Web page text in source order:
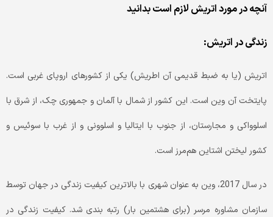
آنچه در مورد اتریش لازم است بدانید
زندگی در اتریش:
اتریش (یا به ضبط قدیمی آن اطریش) یکی از کشورهای اروپای غربی است.
پایتخت آن وین است. این کشور از شمال با آلمان و جمهوری چک، از شرق با
اسلوواکی و مجارستان، از جنوب با ایتالیا و اسلوونی و از غرب با سوئیس و
کشور لیختن اشتاین هم‌مرز است.
در سال 2017، وین به عنوان شهری با بالاترین کیفیت زندگی در جهان توسط
سازمان مشاوره مرسر (برای هشتمین بار) رتبه بندی شد. کیفیت زندگی در